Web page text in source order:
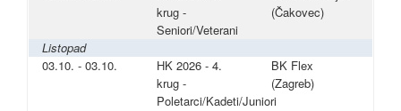
krug -
Seniori/Veterani
(Čakovec)
Listopad
03.10. - 03.10.
HK 2026 - 4.
krug -
Poletarci/Kadeti/Juniori
BK Flex
(Zagreb)